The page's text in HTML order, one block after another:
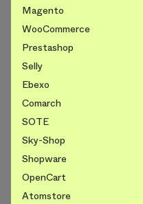
Magento
WooCommerce
Prestashop
Selly
Ebexo
Comarch
SOTE
Sky-Shop
Shopware
OpenCart
Atomstore